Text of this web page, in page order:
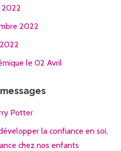
2022
2022
le 02 Avril
Potter
la confiance en soi,
chez nos enfants